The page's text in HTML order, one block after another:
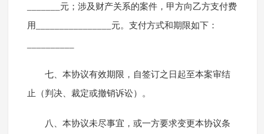
_______元；涉及财产关系的案件，甲方向乙方支付费
用________________元。支付方式和期限如下：
七、本协议有效期限，自签订之日起至本案审结
止（判决、裁定或撤销诉讼）。
八、本协议未尽事宜，或一方要求变更本协议条